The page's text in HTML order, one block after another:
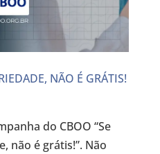
NÃO É GRÁTIS!
do CBOO “Se
não é grátis!”. Não